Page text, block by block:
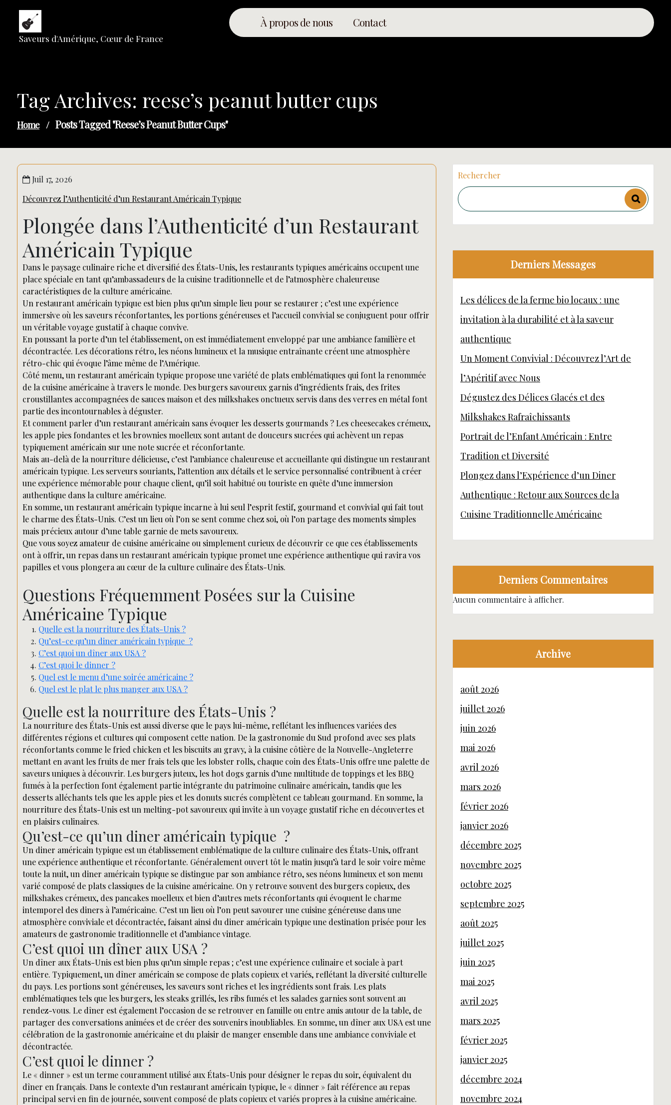
content
Saveurs d'Amérique, Cœur de France
À propos de nous Contact
Tag Archives: reese’s peanut butter cups
Home / Posts Tagged "reese’s Peanut Butter Cups"
Juil 17, 2026
Découvrez l’Authenticité d’un Restaurant Américain Typique
Plongée dans l’Authenticité d’un Restaurant
Américain Typique
Dans le paysage culinaire riche et diversifié des États-Unis, les restaurants typiques américains occupent une
place spéciale en tant qu’ambassadeurs de la cuisine traditionnelle et de l’atmosphère chaleureuse
caractéristiques de la culture américaine.
Un restaurant américain typique est bien plus qu’un simple lieu pour se restaurer ; c’est une expérience
immersive où les saveurs réconfortantes, les portions généreuses et l’accueil convivial se conjuguent pour offrir
un véritable voyage gustatif à chaque convive.
En poussant la porte d’un tel établissement, on est immédiatement enveloppé par une ambiance familière et
décontractée. Les décorations rétro, les néons lumineux et la musique entraînante créent une atmosphère
rétro-chic qui évoque l’âme même de l’Amérique.
Côté menu, un restaurant américain typique propose une variété de plats emblématiques qui font la renommée
de la cuisine américaine à travers le monde. Des burgers savoureux garnis d’ingrédients frais, des frites
croustillantes accompagnées de sauces maison et des milkshakes onctueux servis dans des verres en métal font
partie des incontournables à déguster.
Et comment parler d’un restaurant américain sans évoquer les desserts gourmands ? Les cheesecakes crémeux,
les apple pies fondantes et les brownies moelleux sont autant de douceurs sucrées qui achèvent un repas
typiquement américain sur une note sucrée et réconfortante.
Mais au-delà de la nourriture délicieuse, c’est l’ambiance chaleureuse et accueillante qui distingue un restaurant
américain typique. Les serveurs souriants, l’attention aux détails et le service personnalisé contribuent à créer
une expérience mémorable pour chaque client, qu’il soit habitué ou touriste en quête d’une immersion
authentique dans la culture américaine.
En somme, un restaurant américain typique incarne à lui seul l’esprit festif, gourmand et convivial qui fait tout
le charme des États-Unis. C’est un lieu où l’on se sent comme chez soi, où l’on partage des moments simples
mais précieux autour d’une table garnie de mets savoureux.
Que vous soyez amateur de cuisine américaine ou simplement curieux de découvrir ce que ces établissements
ont à offrir, un repas dans un restaurant américain typique promet une expérience authentique qui ravira vos
papilles et vous plongera au cœur de la culture culinaire des États-Unis.
Questions Fréquemment Posées sur la Cuisine
Américaine Typique
Quelle est la nourriture des États-Unis ?
Qu’est-ce qu’un diner américain typique ?
C’est quoi un dîner aux USA ?
C’est quoi le dinner ?
Quel est le menu d’une soirée américaine ?
Quel est le plat le plus manger aux USA ?
Quelle est la nourriture des États-Unis ?
La nourriture des États-Unis est aussi diverse que le pays lui-même, reflétant les influences variées des
différentes régions et cultures qui composent cette nation. De la gastronomie du Sud profond avec ses plats
réconfortants comme le fried chicken et les biscuits au gravy, à la cuisine côtière de la Nouvelle-Angleterre
mettant en avant les fruits de mer frais tels que les lobster rolls, chaque coin des États-Unis offre une palette de
saveurs uniques à découvrir. Les burgers juteux, les hot dogs garnis d’une multitude de toppings et les BBQ
fumés à la perfection font également partie intégrante du patrimoine culinaire américain, tandis que les
desserts alléchants tels que les apple pies et les donuts sucrés complètent ce tableau gourmand. En somme, la
nourriture des États-Unis est un melting-pot savoureux qui invite à un voyage gustatif riche en découvertes et
en plaisirs culinaires.
Qu’est-ce qu’un diner américain typique ?
Un diner américain typique est un établissement emblématique de la culture culinaire des États-Unis, offrant
une expérience authentique et réconfortante. Généralement ouvert tôt le matin jusqu’à tard le soir voire même
toute la nuit, un diner américain typique se distingue par son ambiance rétro, ses néons lumineux et son menu
varié composé de plats classiques de la cuisine américaine. On y retrouve souvent des burgers copieux, des
milkshakes crémeux, des pancakes moelleux et bien d’autres mets réconfortants qui évoquent le charme
intemporel des diners à l’américaine. C’est un lieu où l’on peut savourer une cuisine généreuse dans une
atmosphère conviviale et décontractée, faisant ainsi du diner américain typique une destination prisée pour les
amateurs de gastronomie traditionnelle et d’ambiance vintage.
C’est quoi un dîner aux USA ?
Un dîner aux États-Unis est bien plus qu’un simple repas ; c’est une expérience culinaire et sociale à part
entière. Typiquement, un dîner américain se compose de plats copieux et variés, reflétant la diversité culturelle
du pays. Les portions sont généreuses, les saveurs sont riches et les ingrédients sont frais. Les plats
emblématiques tels que les burgers, les steaks grillés, les ribs fumés et les salades garnies sont souvent au
rendez-vous. Le dîner est également l’occasion de se retrouver en famille ou entre amis autour de la table, de
partager des conversations animées et de créer des souvenirs inoubliables. En somme, un dîner aux USA est une
célébration de la gastronomie américaine et du plaisir de manger ensemble dans une ambiance conviviale et
décontractée.
C’est quoi le dinner ?
Le « dinner » est un terme couramment utilisé aux États-Unis pour désigner le repas du soir, équivalent du
dîner en français. Dans le contexte d’un restaurant américain typique, le « dinner » fait référence au repas
principal servi en fin de journée, souvent composé de plats copieux et variés propres à la cuisine américaine.
Rechercher
Derniers Messages
Les délices de la ferme bio locaux : une
invitation à la durabilité et à la saveur
authentique
Un Moment Convivial : Découvrez l’Art de
l’Apéritif avec Nous
Dégustez des Délices Glacés et des
Milkshakes Rafraîchissants
Portrait de l’Enfant Américain : Entre
Tradition et Diversité
Plongez dans l’Expérience d’un Diner
Authentique : Retour aux Sources de la
Cuisine Traditionnelle Américaine
Derniers Commentaires
Aucun commentaire à afficher.
Archive
août 2026
juillet 2026
juin 2026
mai 2026
avril 2026
mars 2026
février 2026
janvier 2026
décembre 2025
novembre 2025
octobre 2025
septembre 2025
août 2025
juillet 2025
juin 2025
mai 2025
avril 2025
mars 2025
février 2025
janvier 2025
décembre 2024
novembre 2024